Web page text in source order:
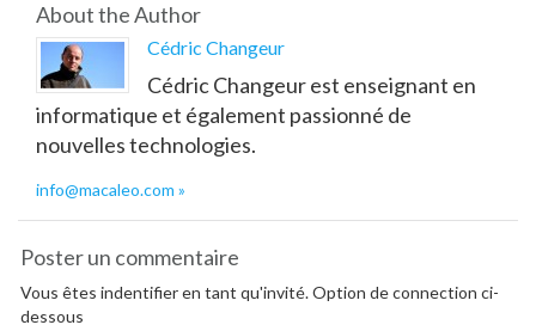
About the Author
Cédric Changeur
Cédric Changeur est enseignant en
informatique et également passionné de
nouvelles technologies.
info@macaleo.com
Poster un commentaire
Vous êtes indentifier en tant qu'invité. Option de connection ci-
dessous